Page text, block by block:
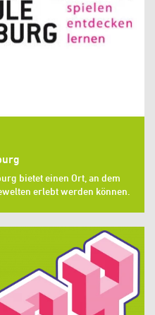
bietet einen Ort, an dem
erlebt werden können.